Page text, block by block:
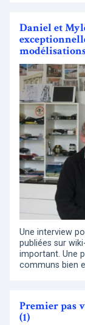
Daniel et
Une interview
publiées sur
important. Une
communs bien
Premier pas
(1)